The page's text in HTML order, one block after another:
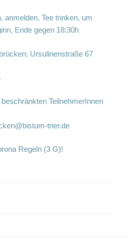
anmelden, Tee trinken, um
Ende gegen 18:30h
Ursulinenstraße 67
TeilnehmerInnen
trier.de
Regeln (3 G)!